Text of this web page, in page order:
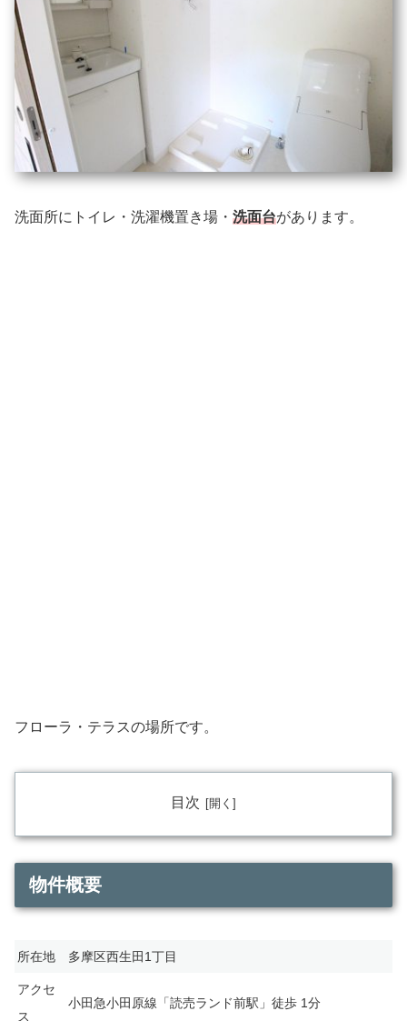
洗面所にトイレ・洗濯機置き場・ 洗面台があります。
フローラ・テラスの場所です。
目次
物件概要
所在地 多摩区西生田1丁目
アクセ
ス
小田急小田原線「読売ランド前駅」徒歩 1分